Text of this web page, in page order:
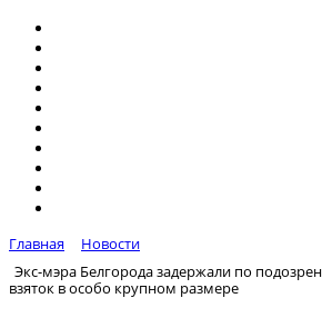
Главная
Новости
Экс-мэра Белгорода задержали по
взяток в особо крупном размере